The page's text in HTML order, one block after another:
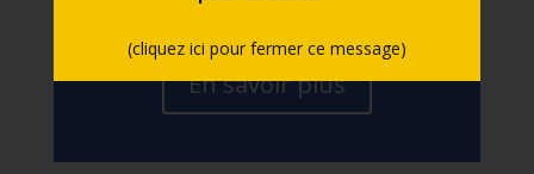
(cliquez ici pour fermer ce message)
En savoir plus